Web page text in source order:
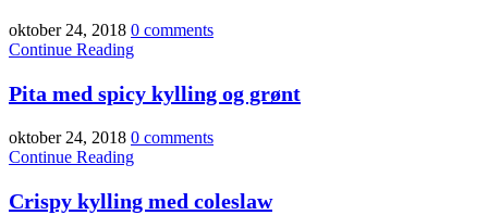
oktober 24, 2018 0 comments
Continue Reading
Pita med spicy kylling og grønt
oktober 24, 2018 0 comments
Continue Reading
Crispy kylling med coleslaw